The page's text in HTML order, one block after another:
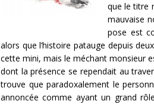
que le titre
mauvaise
pose est
alors que l’histoire patauge depuis
cette mini, mais le méchant monsieur
dont la présence se rependait au
trouve que paradoxalement le
annoncée comme ayant un grand